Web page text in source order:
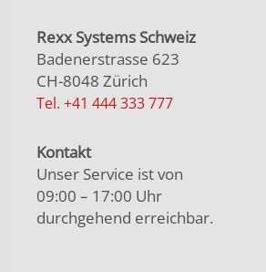
Rexx Systems Schweiz
Badenerstrasse 623
CH-8048 Zürich
Tel. +41 444 333 777
Kontakt
Unser Service ist von
09:00 – 17:00 Uhr
durchgehend erreichbar.